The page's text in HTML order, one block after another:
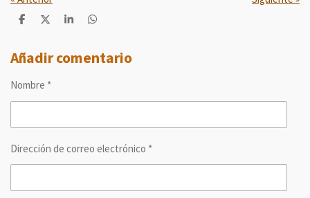
C
p
a
t
C
p
a
C
p
a
C
p
a
Añadir comentario
Nombre *
Dirección de correo electrónico *